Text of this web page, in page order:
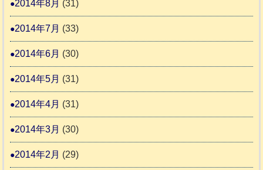
2014年8月 (31)
2014年7月 (33)
2014年6月 (30)
2014年5月 (31)
2014年4月 (31)
2014年3月 (30)
2014年2月 (29)